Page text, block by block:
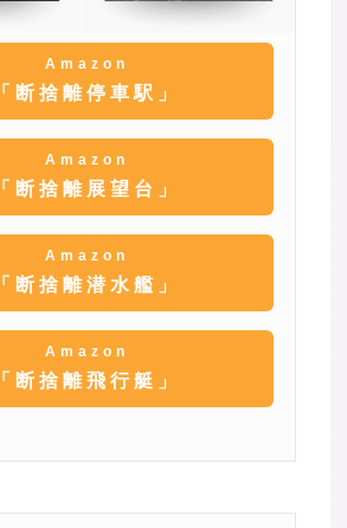
Amazon
「断捨離停車駅」
Amazon
「断捨離展望台」
Amazon
「断捨離潜水艦」
Amazon
「断捨離飛行艇」